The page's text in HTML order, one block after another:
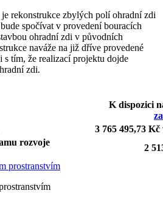
rekonstrukce zbylých polí ohradní zdi
spočívat v provedení bouracích
ohradní zdi v původních
naváže na již dříve provedené
s tím, že realizací projektu dojde
zdi.
K dispozici
3 765 495,73
rozvoje
2